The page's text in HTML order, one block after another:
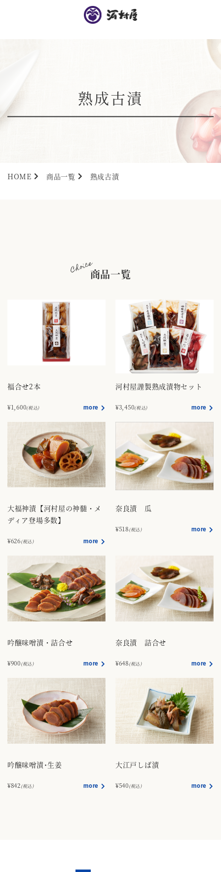
熟成古漬
HOME 商品一覧 熟成古漬
Choice商品一覧
福合せ2本
¥1,600(税込) more
河村屋謹製熟成漬物セット
¥3,450(税込) more
大福神漬【河村屋の神髄・メ
ディア登場多数】
¥626(税込) more
奈良漬 瓜
¥518(税込) more
吟醸味噌漬・詰合せ
¥900(税込) more
奈良漬 詰合せ
¥648(税込) more
吟醸味噌漬･生姜
¥842(税込) more
大江戸しば漬
¥540(税込) more